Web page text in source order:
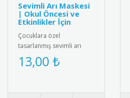
Sevimli Arı Maskesi
| Okul Öncesi ve
Etkinlikler İçin
Çocuklara özel
tasarlanmış sevimli arı
maskesi; okul öncesi
eğitim, tiyatro oyunları,
13,00 ₺